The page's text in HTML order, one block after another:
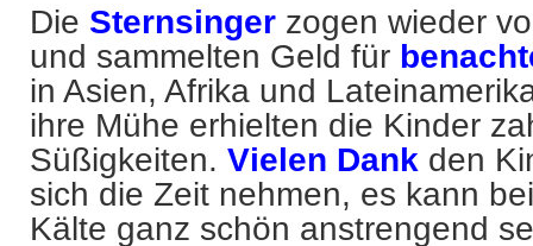
Die Sternsinger zogen wieder
und sammelten Geld für
in Asien, Afrika und
ihre Mühe erhielten die Kinder
Süßigkeiten. Vielen Dank den
sich die Zeit nehmen, es kann
Kälte ganz schön anstrengend